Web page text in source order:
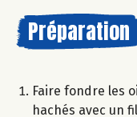
Préparation
Faire fondre les
hachés avec un